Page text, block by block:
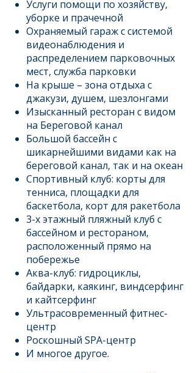
Услуги помощи по хозяйству,
уборке и прачечной
Охраняемый гараж с системой
видеонаблюдения и
распределением парковочных
мест, служба парковки
На крыше – зона отдыха с
джакузи, душем, шезлонгами
Изысканный ресторан с видом
на Береговой канал
Большой бассейн с
шикарнейшими видами как на
береговой канал, так и на океан
Спортивный клуб: корты для
тенниса, площадки для
баскетбола, корт для ракетбола
3-х этажный пляжный клуб c
бассейном и рестораном,
расположенный прямо на
побережье
Аква-клуб: гидроциклы,
байдарки, каякинг, виндсерфинг
и кайтсерфинг
Ультрасовременный фитнес-
центр
Роскошный SPA-центр
И многое другое.​